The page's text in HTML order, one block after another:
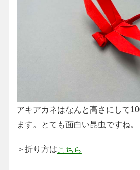
アキアカネはなんと高さにして
ます。とても面白い昆虫ですね。
＞折り方はこちら